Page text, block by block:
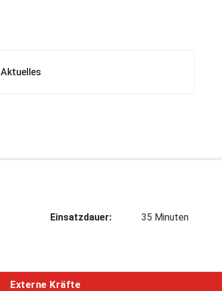
Aktuelles
Einsatzdauer: 35 Minuten
Externe Kräfte